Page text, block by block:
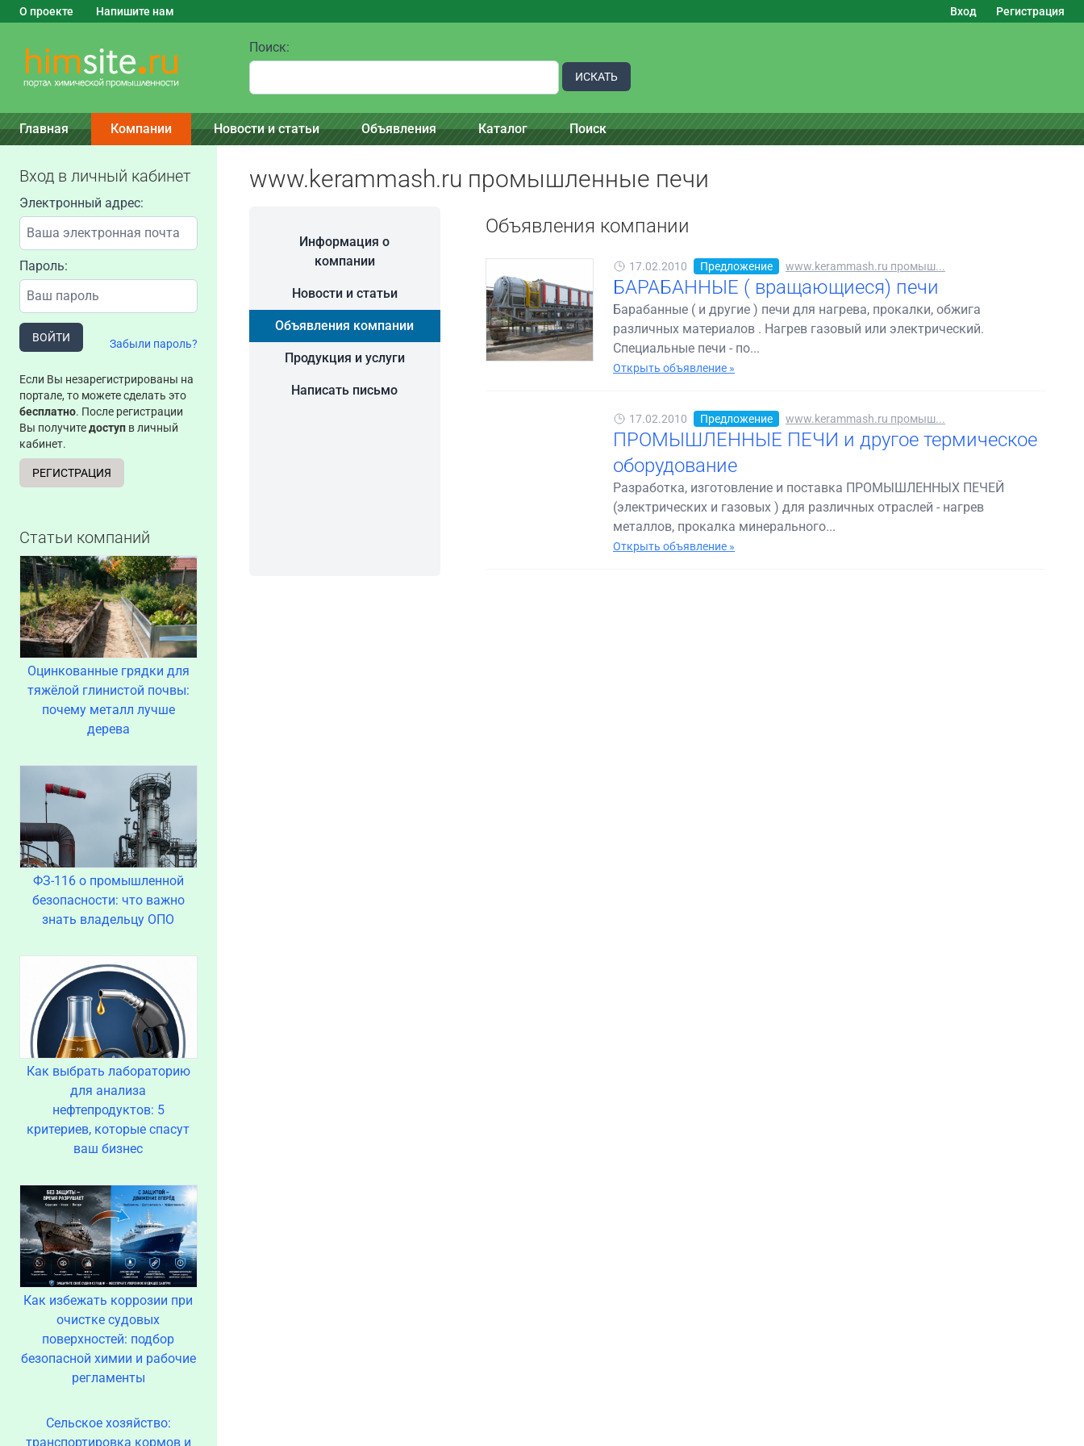
О проекте Напишите нам Вход Регистрация
Поиск:
ИСКАТЬ
Главная Компании Новости и статьи Объявления Каталог Поиск
Вход в личный кабинет
Электронный адрес:
Пароль:
ВОЙТИ Забыли пароль?
Если Вы незарегистрированы на
портале, то можете сделать это
бесплатно. После регистрации
Вы получитедоступ в личный
кабинет.
РЕГИСТРАЦИЯ
Статьи компаний
Оцинкованные грядки для
тяжёлой глинистой почвы:
почему металл лучше
дерева
ФЗ-116 о промышленной
безопасности: что важно
знать владельцу ОПО
Как выбрать лабораторию
для анализа
нефтепродуктов: 5
критериев, которые спасут
ваш бизнес
Как избежать коррозии при
очистке судовых
поверхностей: подбор
безопасной химии и рабочие
регламенты
Сельское хозяйство:
транспортировка кормов и
www.kerammash.ru промышленные печи
Информация о
компании
Новости и статьи
Объявления компании
Продукция и услуги
Написать письмо
Объявления компании
17.02.2010 Предложение www.kerammash.ru промыш...
БАРАБАННЫЕ ( вращающиеся) печи
Барабанные ( и другие ) печи для нагрева, прокалки, обжига
различных материалов . Нагрев газовый или электрический.
Специальные печи - по...
Открыть объявление »
17.02.2010 Предложение www.kerammash.ru промыш...
ПРОМЫШЛЕННЫЕ ПЕЧИ и другое термическое
оборудование
Разработка, изготовление и поставка ПРОМЫШЛЕННЫХ ПЕЧЕЙ
(электрических и газовых ) для различных отраслей - нагрев
металлов, прокалка минерального...
Открыть объявление »